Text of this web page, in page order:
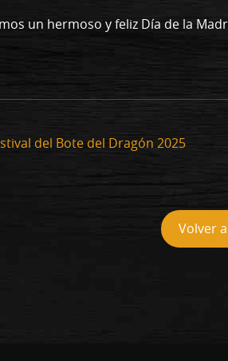
un hermoso y feliz Día de la
del Bote del Dragón 2025
Volver